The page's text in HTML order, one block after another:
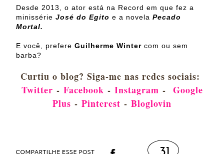
Desde 2013, o ator está na Record em que fez a
minissérie José do Egito e a novela Pecado
Mortal.
E você, prefere Guilherme Winter com ou sem
barba?
Curtiu o blog? Siga-me nas redes sociais:
Twitter - Facebook - Instagram - Google
Plus - Pinterest - Bloglovin